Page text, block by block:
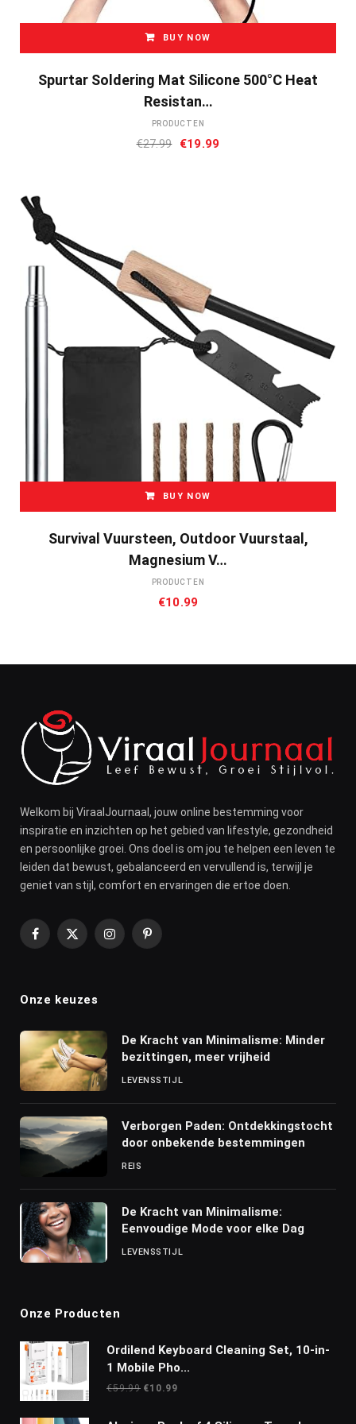
BUY NOW
Spurtar Soldering Mat Silicone 500°C Heat
Resistan…
PRODUCTEN
€27.99 Oorspronkelijke
€19.99
BUY NOW
Survival Vuursteen, Outdoor Vuurstaal,
Magnesium V…
PRODUCTEN
€10.99
Welkom bij ViraalJournaal, jouw online bestemming voor
inspiratie en inzichten op het gebied van lifestyle, gezondheid
en persoonlijke groei. Ons doel is om jou te helpen een leven te
leiden dat bewust, gebalanceerd en vervullend is, terwijl je
geniet van stijl, comfort en ervaringen die ertoe doen.
Facebook
X
InstagramPinterest
Onze keuzes
De Kracht van Minimalisme: Minder
bezittingen, meer vrijheid
LEVENSSTIJL
Verborgen Paden: Ontdekkingstocht
door onbekende bestemmingen
REIS
De Kracht van Minimalisme:
Eenvoudige Mode voor elke Dag
LEVENSSTIJL
Onze Producten
Ordilend Keyboard Cleaning Set, 10-in-
1 Mobile Pho...
€59.99 Oorspronkelijke
was:
€10.99
is: